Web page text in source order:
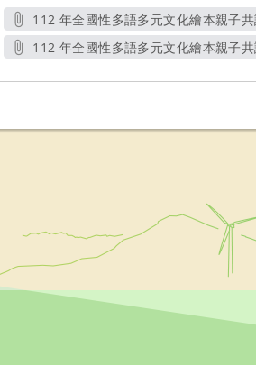
112 年全國性多語多元文化繪本親子
112 年全國性多語多元文化繪本親子